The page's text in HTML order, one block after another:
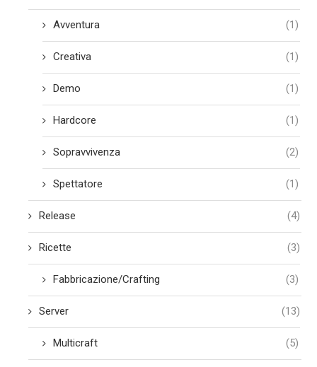
Avventura (1)
Creativa (1)
Demo (1)
Hardcore (1)
Sopravvivenza (2)
Spettatore (1)
Release (4)
Ricette (3)
Fabbricazione/Crafting (3)
Server (13)
Multicraft (5)